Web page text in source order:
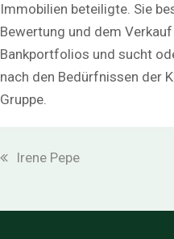
Immobilien beteiligte. Sie
Bewertung und dem
Bankportfolios und sucht
nach den Bedürfnissen der
Gruppe.
vorheriger
Irene Pepe